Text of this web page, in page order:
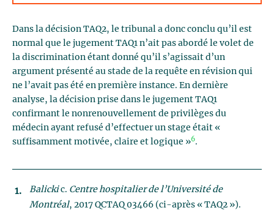
Dans la décision TAQ2, le tribunal a donc conclu qu’il est
normal que le jugement TAQ1 n’ait pas abordé le volet de
la discrimination étant donné qu’il s’agissait d’un
argument présenté au stade de la requête en révision qui
ne l’avait pas été en première instance. En dernière
analyse, la décision prise dans le jugement TAQ1
confirmant le nonrenouvellement de privilèges du
médecin ayant refusé d’effectuer un stage était «
suffisamment motivée, claire et logique »6.
Balicki c. Centre hospitalier de l’Université de
Montréal, 2017 QCTAQ 03466 (ci-après « TAQ2 »).